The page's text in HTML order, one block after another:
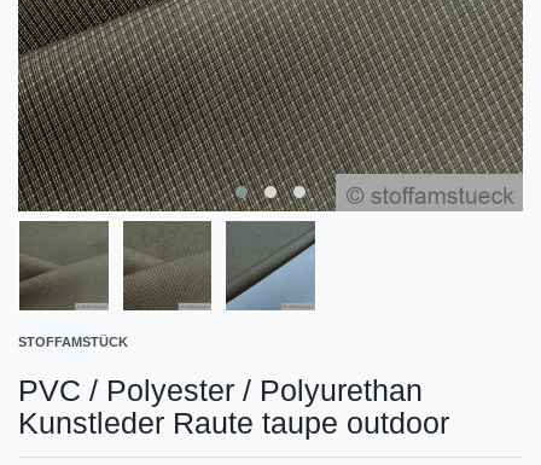
STOFFAMSTÜCK
PVC / Polyester / Polyurethan
Kunstleder Raute taupe outdoor